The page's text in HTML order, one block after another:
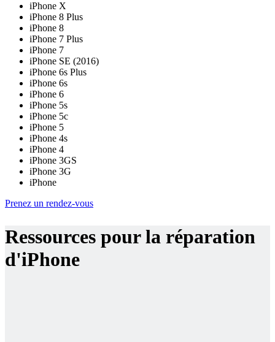
iPhone X
iPhone 8 Plus
iPhone 8
iPhone 7 Plus
iPhone 7
iPhone SE (2016)
iPhone 6s Plus
iPhone 6s
iPhone 6
iPhone 5s
iPhone 5c
iPhone 5
iPhone 4s
iPhone 4
iPhone 3GS
iPhone 3G
iPhone
Prenez un rendez-vous
Ressources pour la réparation
d'iPhone